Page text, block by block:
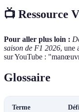
📺 Ressource
Pour aller plus loin :
saison de F1 2026, une
sur YouTube :
Glossaire
Terme